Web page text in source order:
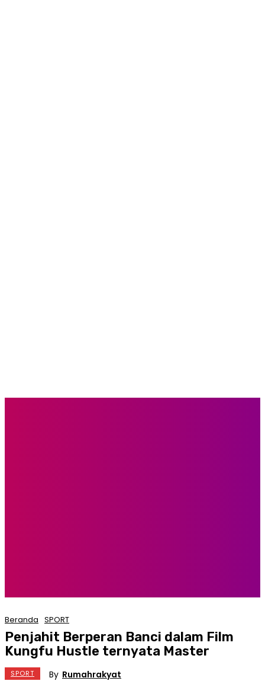
Beranda SPORT
Penjahit Berperan Banci dalam Film
Kungfu Hustle ternyata Master
SPORT By Rumahrakyat